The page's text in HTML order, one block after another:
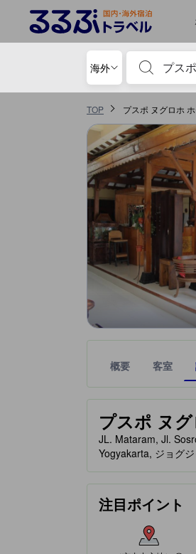
海外
宿泊施設名や
TOP プスポ ヌグロホ
概要 客室
プスポ ヌ
星評価、最高5の内2
tooltip
星評価は、提携サイト
JL. Mataram, Jl.
Yogyakarta, ジョグ
注目ポイント
（市内中心地）
100%が好評価
るるぶトラベルに掲載されているクチコミ